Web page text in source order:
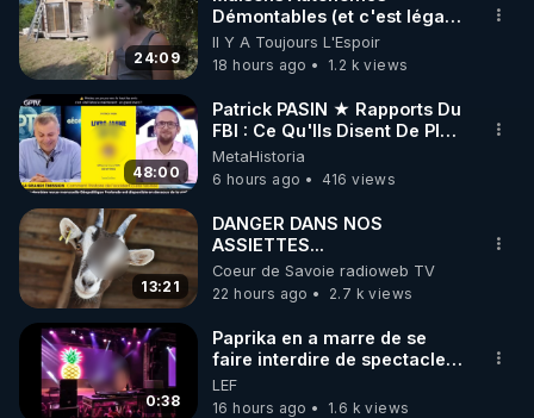
🌱 INSTAGRAM
https://www.instagram.com/rdlr_thierrycasasnovas/
http://rgnr.li/instagram
🌱 LA NEWSLETTER
Pour ne pas rater l’actualité RGNR (stages,
http://rgnr.li/news
🌱 VIDÉOS NON CENSURÉES SUR ODYSEE
Toutes les vidéos Youtube sont aussi sur la
http://rgnr.li/odysee
24:09
Démontables (et c'est légal).
Visite éco village en
Bretagne
Il Y A Toujours L'Espoir
18 hours ago
1.2 k views
48:00
Patrick PASIN ★ Rapports Du
FBI : Ce Qu'Ils Disent De Plus
Grave Sur Hitler
MetaHistoria
6 hours ago
416 views
13:21
DANGER DANS NOS
ASSIETTES...
Coeur de Savoie radioweb TV
22 hours ago
2.7 k views
0:38
Paprika en a marre de se
faire interdire de spectacle.
Elle décide donc de devenir
DJ !
LEF
16 hours ago
1.6 k views